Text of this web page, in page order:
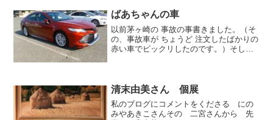
を お送りできないのが...
ばあちゃんの車
以前茅ヶ崎の 事故の事書きました。（そ
の、事故車が ちょうど 注文したばかりの
赤い車でビックリしたのです。）そして
】...
清末由美さん 個展
私のブログにコメントをくださる にの
みやあきこさんその 二宮さんから 先